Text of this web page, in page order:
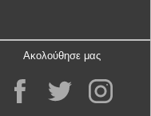
Ακολούθησε μας